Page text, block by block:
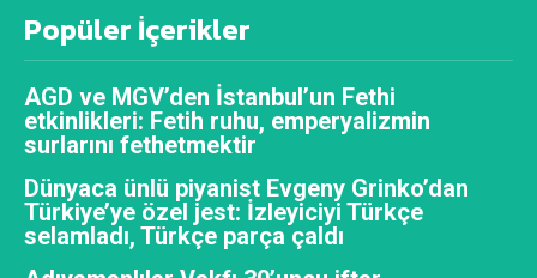
Popüler İçerikler
AGD ve MGV’den İstanbul’un Fethi
etkinlikleri: Fetih ruhu, emperyalizmin
surlarını fethetmektir
Dünyaca ünlü piyanist Evgeny Grinko’dan
Türkiye’ye özel jest: İzleyiciyi Türkçe
selamladı, Türkçe parça çaldı